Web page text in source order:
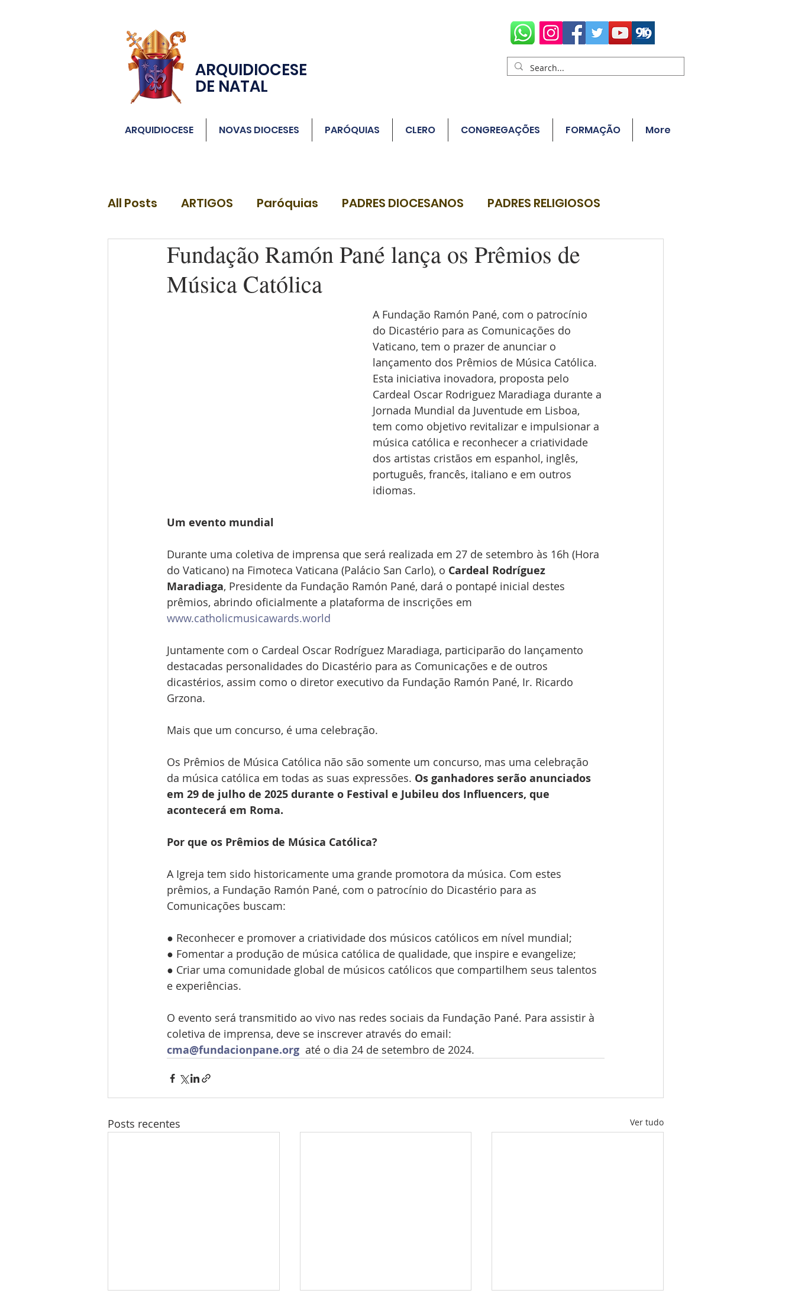
ARQUIDIOCESE
DE NATAL
ARQUIDIOCESE NOVAS DIOCESES PARÓQUIAS CLERO CONGREGAÇÕES FORMAÇÃO More
All Posts ARTIGOS Paróquias PADRES DIOCESANOS PADRES RELIGIOSOS
DIÁCONOSFundação Ramón Pané lança os Prêmios de
Música Católica
A Fundação Ramón Pané, com o patrocínio
do Dicastério para as Comunicações do
Vaticano, tem o prazer de anunciar o
lançamento dos Prêmios de Música Católica.
Esta iniciativa inovadora, proposta pelo
Cardeal Oscar Rodriguez Maradiaga durante a
Jornada Mundial da Juventude em Lisboa,
tem como objetivo revitalizar e impulsionar a
música católica e reconhecer a criatividade
dos artistas cristãos em espanhol, inglês,
português, francês, italiano e em outros
idiomas.
Um evento mundial
Durante uma coletiva de imprensa que será realizada em 27 de setembro às 16h (Hora
do Vaticano) na Fimoteca Vaticana (Palácio San Carlo), o Cardeal Rodríguez
Maradiaga, Presidente da Fundação Ramón Pané, dará o pontapé inicial destes
prêmios, abrindo oficialmente a plataforma de inscrições em
www.catholicmusicawards.world
Juntamente com o Cardeal Oscar Rodríguez Maradiaga, participarão do lançamento
destacadas personalidades do Dicastério para as Comunicações e de outros
dicastérios, assim como o diretor executivo da Fundação Ramón Pané, Ir. Ricardo
Grzona.
Mais que um concurso, é uma celebração.
Os Prêmios de Música Católica não são somente um concurso, mas uma celebração
da música católica em todas as suas expressões. Os ganhadores serão anunciados
em 29 de julho de 2025 durante o Festival e Jubileu dos Influencers, que
acontecerá em Roma.
Por que os Prêmios de Música Católica?
A Igreja tem sido historicamente uma grande promotora da música. Com estes
prêmios, a Fundação Ramón Pané, com o patrocínio do Dicastério para as
Comunicações buscam:
● Reconhecer e promover a criatividade dos músicos católicos em nível mundial;
● Fomentar a produção de música católica de qualidade, que inspire e evangelize;
● Criar uma comunidade global de músicos católicos que compartilhem seus talentos
e experiências.
O evento será transmitido ao vivo nas redes sociais da Fundação Pané. Para assistir à
coletiva de imprensa, deve se inscrever através do email:
cma@fundacionpane.org até o dia 24 de setembro de 2024.
Posts recentes Ver tudo